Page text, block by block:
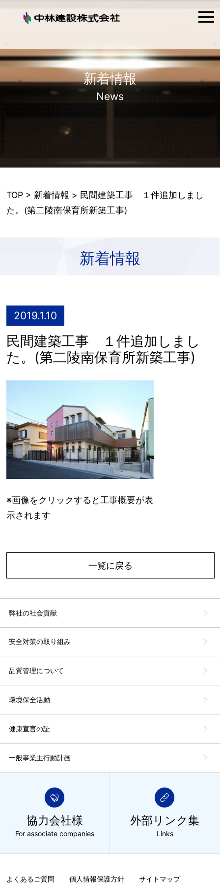
新着情報
News
TOP > 新着情報 > 民間建築工事 １件追加しまし
た。(第二陵南保育所新築工事)
新着情報
2019.1.10
民間建築工事 １件追加しまし
た。(第二陵南保育所新築工事)
※画像をクリックすると工事概要が表
示されます
一覧に戻る
弊社の社会貢献
安全対策の取り組み
品質管理について
環境保全活動
健康宣言の証
一般事業主行動計画
協力会社様
For associate companies
外部リンク集
Links
よくあるご質問 個人情報保護方針 サイトマップ